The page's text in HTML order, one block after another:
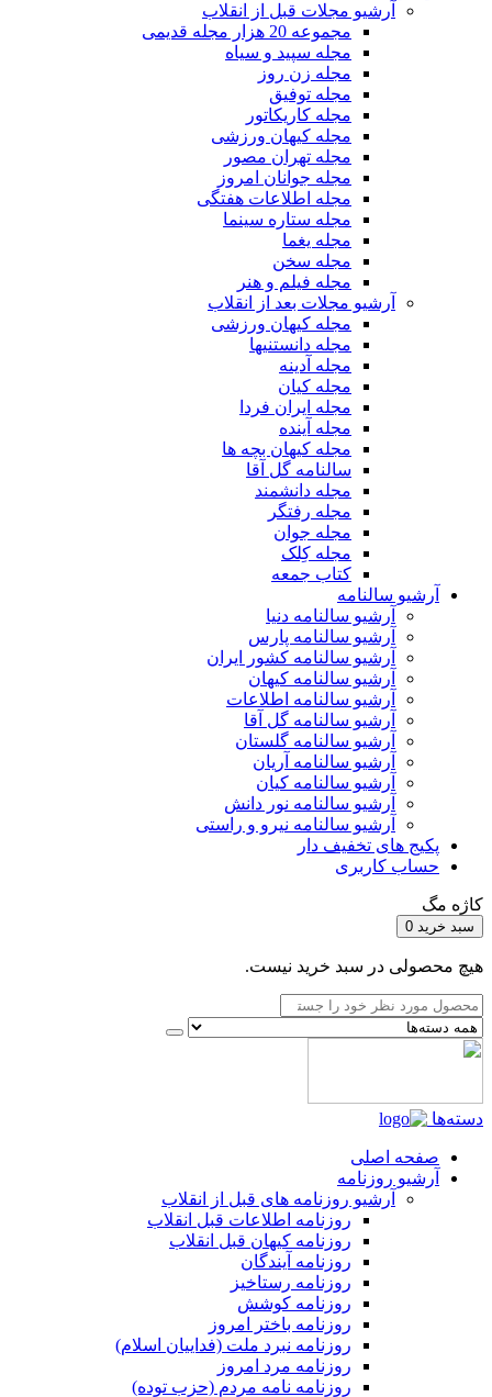
آرشیو مجلات قبل از انقلاب
مجموعه 20 هزار مجله قدیمی
مجله سپید و سیاه
مجله زن روز
مجله توفیق
مجله کاریکاتور
مجله کیهان ورزشی
مجله تهران مصور
مجله جوانان امروز
مجله اطلاعات هفتگی
مجله ستاره سینما
مجله یغما
مجله سخن
مجله فیلم و هنر
آرشیو مجلات بعد از انقلاب
مجله کیهان ورزشی
مجله دانستنیها
مجله آدینه
مجله کیان
مجله ایران فردا
مجله آینده
مجله کیهان بچه ها
سالنامه گل آقا
مجله دانشمند
مجله رفتگر
مجله جوان
مجله کِلک
کتاب جمعه
آرشیو سالنامه
آرشیو سالنامه دنیا
آرشیو سالنامه پارس
آرشیو سالنامه کشور ایران
آرشیو سالنامه کیهان
آرشیو سالنامه اطلاعات
آرشیو سالنامه گل آقا
آرشیو سالنامه گلستان
آرشیو سالنامه آریان
آرشیو سالنامه کیان
آرشیو سالنامه نور دانش
آرشیو سالنامه نیرو و راستی
پکیج های تخفیف دار
حساب کاربری
کاژه مگ
سبد خرید 0
هیچ محصولی در سبد خرید نیست.
دسته‌ها
صفحه اصلی
آرشیو روزنامه
آرشیو روزنامه های قبل از انقلاب
روزنامه اطلاعات قبل انقلاب
روزنامه کیهان قبل انقلاب
روزنامه آیندگان
روزنامه رستاخیز
روزنامه کوشش
روزنامه باختر امروز
روزنامه نبرد ملت (فداییان اسلام)
روزنامه مرد امروز
روزنامه نامه مردم (حزب توده)